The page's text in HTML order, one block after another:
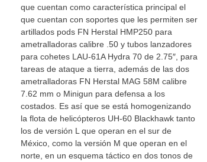
que cuentan como característica principal el
que cuentan con soportes que les permiten ser
artillados pods FN Herstal HMP250 para
ametralladoras calibre .50 y tubos lanzadores
para cohetes LAU-61A Hydra 70 de 2.75″, para
tareas de ataque a tierra, además de las dos
ametralladoras FN Herstal MAG 58M calibre
7.62 mm o Minigun para defensa a los
costados. Es así que se está homogenizando
la flota de helicópteros UH-60 Blackhawk tanto
los de versión L que operan en el sur de
México, como la versión M que operan en el
norte, en un esquema táctico en dos tonos de